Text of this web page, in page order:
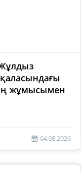
жұмысымен
04.08.2026